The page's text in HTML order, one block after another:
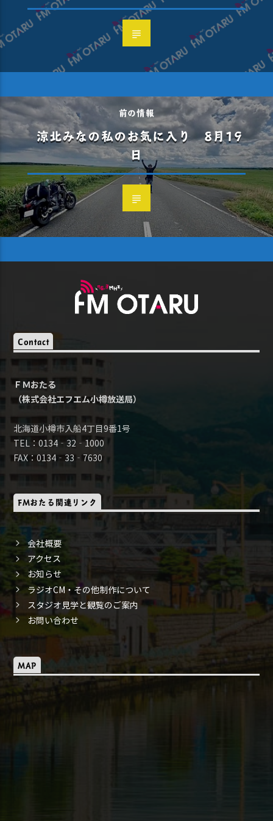
前の情報
涼北みなの私のお気に入り 8月19
日
Contact
ＦＭおたる
（株式会社エフエム小樽放送局）
北海道小樽市入船4丁目9番1号
TEL：0134‐32‐1000
FAX：0134‐33‐7630
FMおたる関連リンク
会社概要
アクセス
お知らせ
ラジオCM・その他制作について
スタジオ見学と観覧のご案内
お問い合わせ
MAP